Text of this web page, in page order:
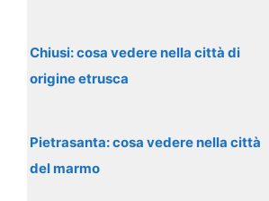
Chiusi: cosa vedere nella città di
origine etrusca
Pietrasanta: cosa vedere nella città
del marmo